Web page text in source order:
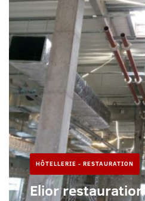
HÔTELLERIE - RESTAURATION
Elior restauration